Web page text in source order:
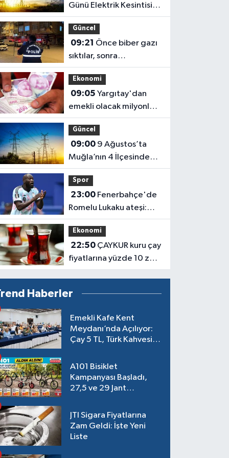
Günü Elektrik Kesintisi: 5
İlçe Etkilenecek
Güncel
09:21
sıktılar, sonra
bıçakladılar
Ekonomi
09:05
emekli olacak milyonları
ilgilendiren karar! Maaşı
gecikenler dikkat
Güncel
09:009 Ağustos’ta
Muğla’nın 4 İlçesinde
Elektrikler Kesilecek!
Spor
23:00Fenerbahçe'de
Romelu Lukaku ateşi:
Masadaki rakamlar ve
transferin detayları belli
oldu
Ekonomi
22:50ÇAYKUR kuru çay
fiyatlarına yüzde 10 zam
yaptı: Altınbaş'ın yeni
Haberler
Emekli Kafe Kent
Meydanı’nda Açılıyor:
Çay 5 TL, Türk Kahvesi
A101 Bisiklet
Kampanyası Başladı,
27,5 ve 29 Jant
JTI Sigara Fiyatlarına
Zam Geldi: İşte Yeni
Liste